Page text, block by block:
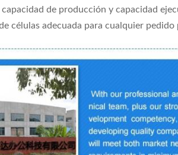
de producción y capacidad
células adecuada para cualquier pedido